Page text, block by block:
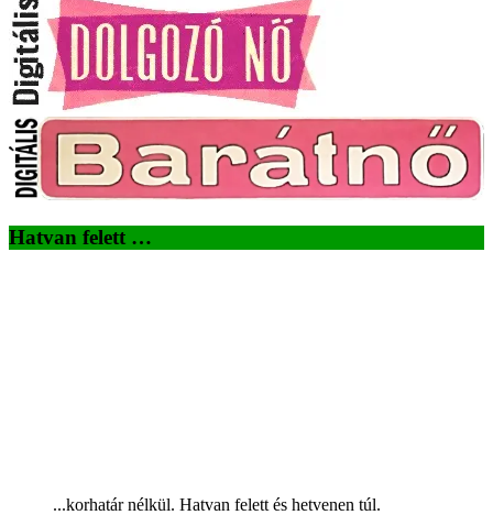
Hatvan felett …
...korhatár nélkül. Hatvan felett és hetvenen túl.